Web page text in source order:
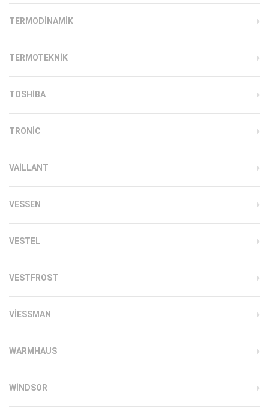
TERMODINAMIK
TERMOTEKNIK
TOSHIBA
TRONIC
VAILLANT
VESSEN
VESTEL
VESTFROST
VIESSMAN
WARMHAUS
WINDSOR